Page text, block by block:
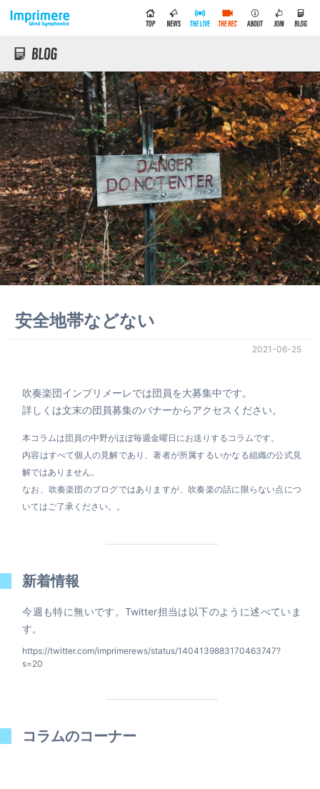
安全地帯などない
2021-06-25
吹奏楽団インプリメーレでは団員を大募集中です。
詳しくは文末の団員募集のバナーからアクセスください。
本コラムは団員の中野がほぼ毎週金曜日にお送りするコラムです。
内容はすべて個人の見解であり、著者が所属するいかなる組織の公式見
解ではありません。
なお、吹奏楽団のブログではありますが、吹奏楽の話に限らない点につ
いてはご了承ください。。
新着情報
今週も特に無いです。Twitter担当は以下のように述べていま
す。
https://twitter.com/imprimerews/status/1404139883170463747?
s=20
コラムのコーナー